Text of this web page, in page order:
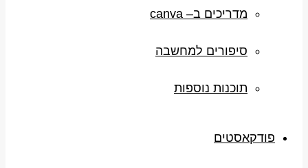
מדריכים ב– canva
סיפורים למחשבה
תוכנות נוספות
פודקאסטים